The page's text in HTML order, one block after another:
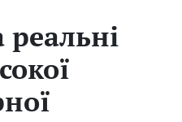
реальні